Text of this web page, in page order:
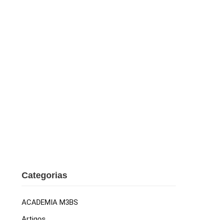
Categorias
ACADEMIA M3BS